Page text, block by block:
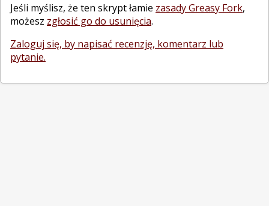
Jeśli myślisz, że ten skrypt łamie zasady Greasy Fork,
możesz zgłosić go do usunięcia.
Zaloguj się, by napisać recenzję, komentarz lub
pytanie.